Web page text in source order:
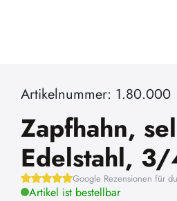
Artikelnummer: 1.80.000
Zapfhahn,
Edelstahl,
Google Rezensionen für
Artikel ist bestellbar